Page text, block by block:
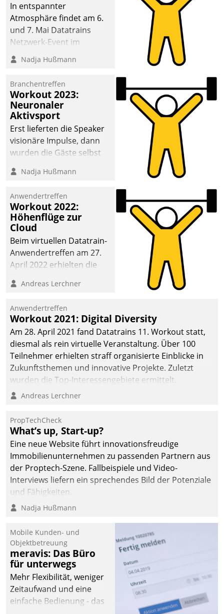
In entspannter
Atmosphäre findet am 6.
und 7. Mai Datatrains
Netzwerk-Event im
Kunden- und Partnerkreis
statt. Zentrale Frage: Wie
Mammutprojekte
meistern und Workloads
wuppen – bei zunehmend
anspruchsvollen
Aufgaben und
abnehmendem
Nadja Hußmann
Branchentreffen
Workout 2023:
Neuronaler
Aktivsport
Erst lieferten die Speaker
visionäre Impulse, dann
wurden die Gäste selbst
methodisch
Quartier. Dazwischen
zeigte Datatrain, was es
Neues zu bieten hat.
Nadja Hußmann
Anwendertreffen
Workout 2022:
Höhenflüge zur
Cloud
Beim virtuellen Datatrain-
Anwendertreffen am 27.
April 2022 erhielten die
Teilnehmer kurzweilige
Cloud-Strategien und -
Lösungen mit hohem
Zukunftspotenzial.
Andreas Lerchner
Anwendertreffen
Workout 2021: Digital Diversity
Am 28. April 2021 fand Datatrains 11. Workout statt,
diesmal als rein virtuelle Veranstaltung. Über 100
Teilnehmer erhielten straff organisierte Einblicke in
Zukunftsthemen und innovative Projekte. Zuletzt
wurden die Top-Interessengebiete ermittelt.
Andreas Lerchner
PropTechCheck
What’s up, Start-up?
Eine neue Website führt innovationsfreudige
Immobilienunternehmen zu passenden Partnern aus
der Proptech-Szene. Fallbeispiele und Video-
Interviews liefern ein sprechendes Bild der Potenziale
und Fähigkeiten.
Nadja Hußmann
Mobile Kunden- und
Objektbetreuung
meravis: Das Büro
für unterwegs
Mehr Flexibilität, weniger
Zeitaufwand und eine
einfache Bedienung - das